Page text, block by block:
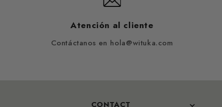
Atención al cliente
Contáctanos en hola@wituka.com
CONTACT